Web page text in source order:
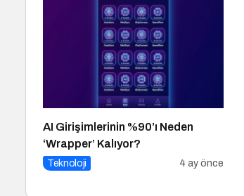
AI Girişimlerinin %90’ı Neden
‘Wrapper’ Kalıyor?
Teknoloji 4 ay önce